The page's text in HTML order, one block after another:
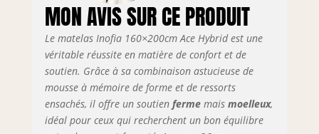
grâce au tissu
spécial Tencel qui
offre à la fois la
transpiration, la
douceur et le
rafraîchissement.
Notre matelas
moussse à noyaux
de ressorts pocket
MON AVIS SUR CE PRODUIT
Le matelas Inofia 160×200cm Ace Hybrid est une
véritable réussite en matière de confort et de
soutien. Grâce à sa combinaison astucieuse de
mousse à mémoire de forme et de ressorts
ensachés, il offre un soutien fermemais moelleux,
idéal pour ceux qui recherchent un bon équilibre